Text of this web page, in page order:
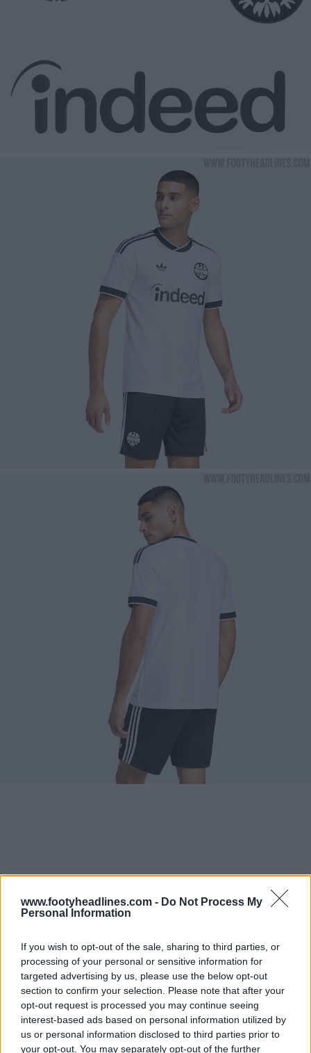
www.footyheadlines.com - Do Not Process My
Personal Information
If you wish to opt-out of the sale, sharing to third parties, or
processing of your personal or sensitive information for
targeted advertising by us, please use the below opt-out
section to confirm your selection. Please note that after your
opt-out request is processed you may continue seeing
interest-based ads based on personal information utilized by
us or personal information disclosed to third parties prior to
your opt-out. You may separately opt-out of the further